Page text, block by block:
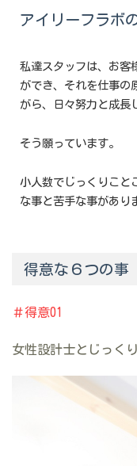
アイリーフラボ
私達スタッフは、お客
ができ、それを仕事の
がら、日々努力と成長
そう願っています。
小人数でじっくりこ
な事と苦手な事があり
得意な６つの事
＃得意01
女性設計士とじっく